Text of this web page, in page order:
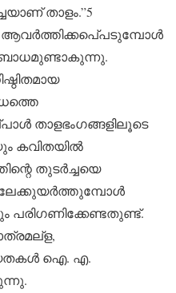
താളം.”5
ബോധമുണ്ടാകുന്നു.
താളഭംഗങ്ങളിലൂടെ
കവിതയില്‍
തുടര്‍ച്ചയെ
പരിഗണിക്കേണ്ടതുണ്ട്.
ഐ. എ.